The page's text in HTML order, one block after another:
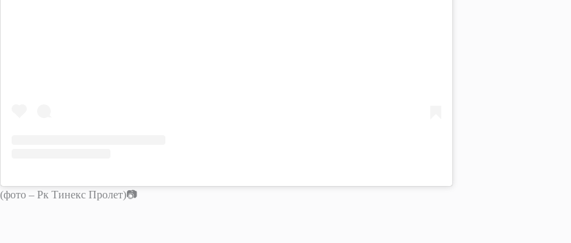
(фото – Рк Тинекс Пролет)📷